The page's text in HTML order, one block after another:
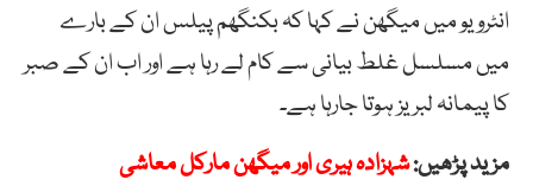
انٹرویو میں میگھن نے کہا کہ بکنگھم پیلس ان کے بارے
میں مسلسل غلط بیانی سے کام لے رہا ہے اور اب ان کے صبر
کا پیمانہ لبریز ہوتا جارہا ہے۔
مزید پڑھیں:شہزادہ ہیری اور میگھن مارکل معاشی